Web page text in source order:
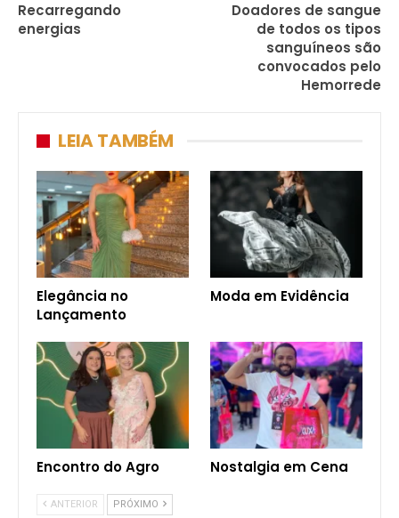
Recarregando
energias
Doadores de sangue
de todos os tipos
sanguíneos são
convocados pelo
Hemorrede
LEIA TAMBÉM
Elegância no
Lançamento
Moda em Evidência
Encontro do Agro Nostalgia em Cena
ANTERIOR PRÓXIMO